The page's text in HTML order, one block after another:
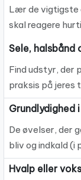
Lær de vigtigste
skal reagere
Sele, halsbånd
Find udstyr, der
praksis på jeres
Grundlydighed
De øvelser, der
bliv og indkald (i
Hvalp eller